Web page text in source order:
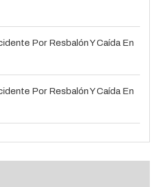
Por Resbalón Y Caída En
Por Resbalón Y Caída En